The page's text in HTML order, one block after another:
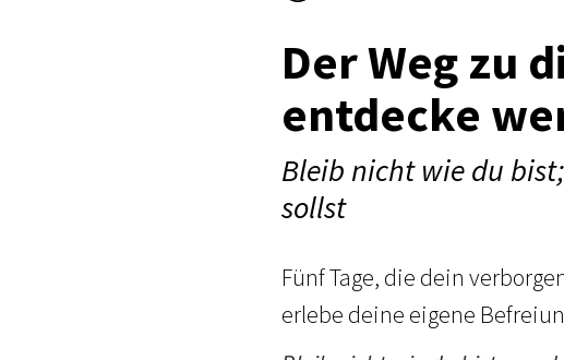
Der Weg zu
entdecke
Bleib nicht wie du
sollst
Fünf Tage, die dein
erlebe deine eigene